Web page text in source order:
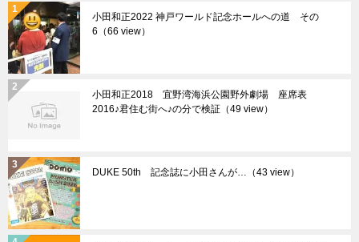
小田和正2022 神戸ワールド記念ホールへの道 その
6（66 view）
小田和正2018 宜野湾海浜公園野外劇場 座席表
2016♪君住む街へ♪の分で検証（49 view）
DUKE 50th 記念誌に小田さんが…（43 view）